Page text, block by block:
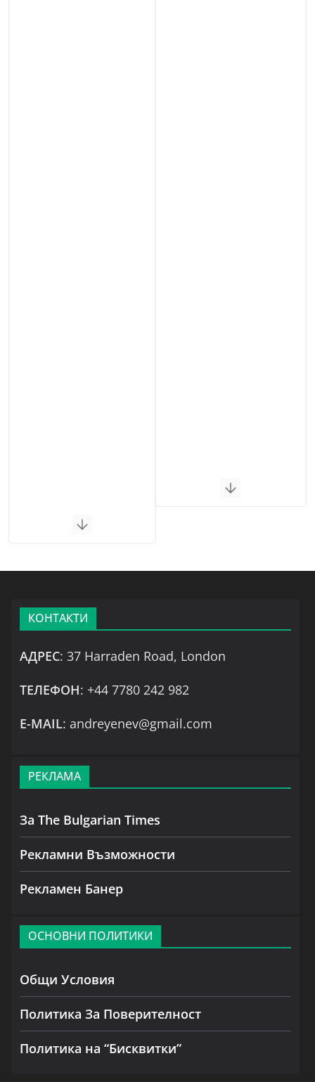
КОНТАКТИ
АДРЕС: 37 Harraden Road, London
ТЕЛЕФОН: +44 7780 242 982
Е-MAIL: andreyenev@gmail.com
РЕКЛАМА
За The Bulgarian Times
Рекламни Възможности
Рекламен Банер
ОСНОВНИ ПОЛИТИКИ
Общи Условия
Политика За Поверителност
Политика на “Бисквитки”